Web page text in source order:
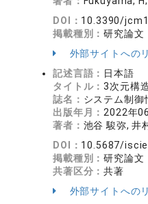
DOI： 10.3390/
掲載種別：研究論文
外部サイトへの
記述言語： 日本語
タイトル：3次元構
誌名： システム制
出版年月： 2022年
著者： 池谷 駿弥, 井
DOI： 10.5687/
掲載種別：研究論文
共著区分：共著
外部サイトへの